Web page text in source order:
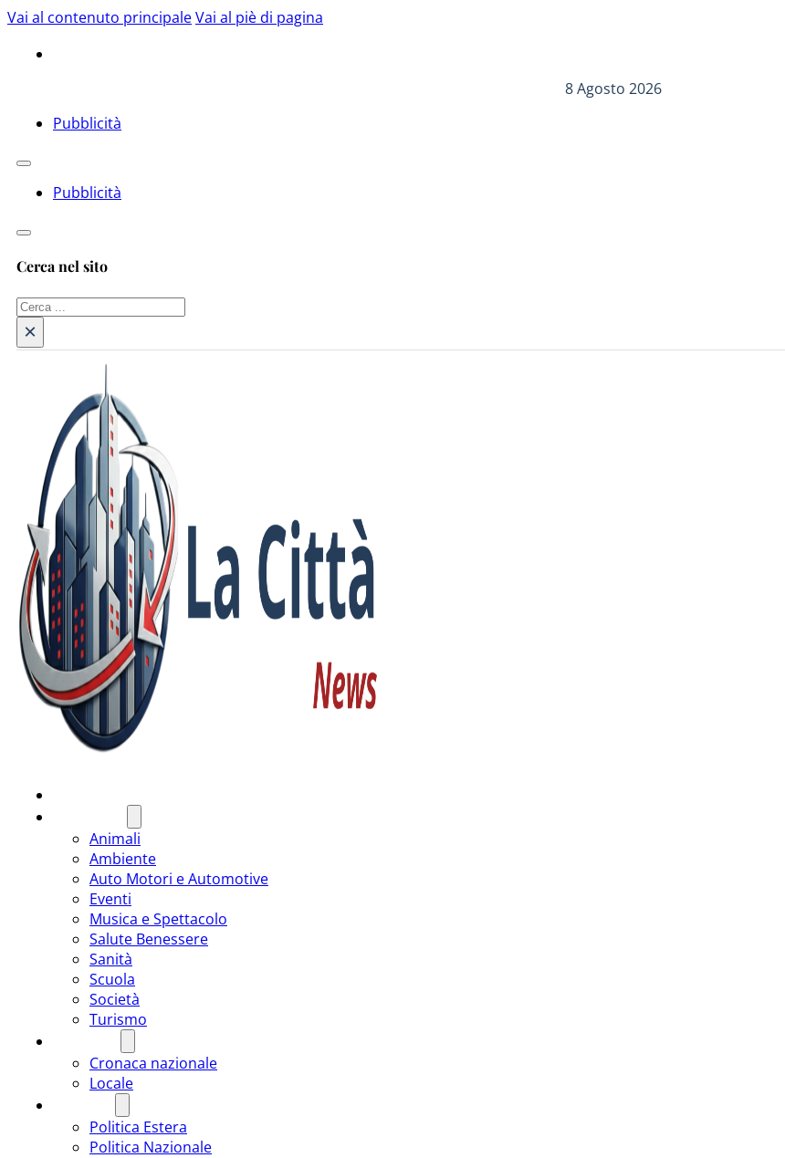
Vai al contenuto principaleVai al piè di pagina
8 Agosto 2026
Pubblicità
Pubblicità
Cerca nel sito
Cerca
×
Animali
Ambiente
Auto Motori e Automotive
Eventi
Musica e Spettacolo
Salute Benessere
Sanità
Scuola
Società
Turismo
Cronaca nazionale
Locale
Politica Estera
Politica Nazionale